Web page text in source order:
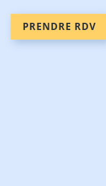
PRENDRE RDV